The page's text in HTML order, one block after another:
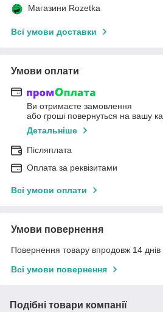
Магазини Rozetka
Всі умови доставки
Умови оплати
Ви отримаєте замовлення
або гроші повернуться на вашу
Детальніше
Післяплата
Оплата за реквізитами
Всі умови оплати
Умови повернення
Повернення товару впродовж 14 днів
Всі умови повернення
Подібні товари компанії